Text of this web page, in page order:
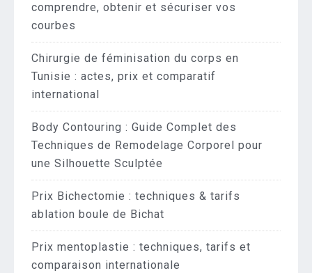
comprendre, obtenir et sécuriser vos
courbes
Chirurgie de féminisation du corps en
Tunisie : actes, prix et comparatif
international
Body Contouring : Guide Complet des
Techniques de Remodelage Corporel pour
une Silhouette Sculptée
Prix Bichectomie : techniques & tarifs
ablation boule de Bichat
Prix mentoplastie : techniques, tarifs et
comparaison internationale